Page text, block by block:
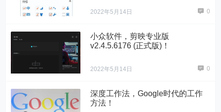
2022年5月14日 0
小众软件，剪映专业版
v2.4.5.6176 (正式版)！
2022年5月14日 0
深度工作法，Google时代的工作
方法！